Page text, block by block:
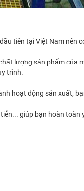
tiên tại Việt Nam nên
lượng sản phẩm của
trình.
hoạt động sản xuất,
giúp bạn hoàn